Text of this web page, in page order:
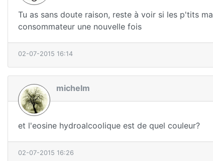
Tu as sans doute raison, reste à voir si les p'tits
consommateur une nouvelle fois
02-07-2015 16:14
michelm
et l'eosine hydroalcoolique est de quel couleur?
02-07-2015 16:26